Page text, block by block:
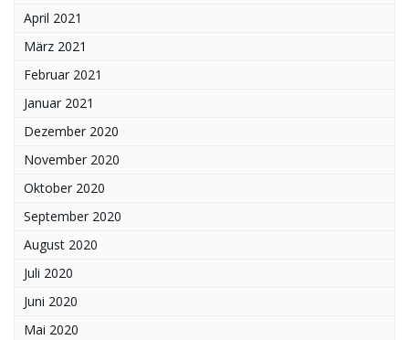
April 2021
März 2021
Februar 2021
Januar 2021
Dezember 2020
November 2020
Oktober 2020
September 2020
August 2020
Juli 2020
Juni 2020
Mai 2020